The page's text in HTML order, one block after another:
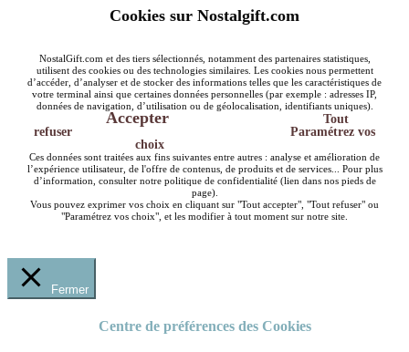
Cookies sur Nostalgift.com
NostalGift.com et des tiers sélectionnés, notamment des partenaires statistiques,
utilisent des cookies ou des technologies similaires. Les cookies nous permettent
d’accéder, d’analyser et de stocker des informations telles que les caractéristiques de
votre terminal ainsi que certaines données personnelles (par exemple : adresses IP,
données de navigation, d’utilisation ou de géolocalisation, identifiants uniques).
Accepter
Tout
refuser
Paramétrez vos
choix
Ces données sont traitées aux fins suivantes entre autres : analyse et amélioration de
l’expérience utilisateur, de l'offre de contenus, de produits et de services... Pour plus
d’information, consulter notre politique de confidentialité (lien dans nos pieds de
page).
Vous pouvez exprimer vos choix en cliquant sur "Tout accepter", "Tout refuser" ou
"Paramétrez vos choix", et les modifier à tout moment sur notre site.
Fermer
Centre de préférences des Cookies